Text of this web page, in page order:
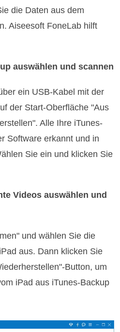
die Daten aus dem
Aiseesoft FoneLab hilft
auswählen und scannen
ein USB-Kabel mit der
der Start-Oberfläche "Aus
Alle Ihre iTunes-
Software erkannt und in
Sie ein und klicken Sie
Videos auswählen und
und wählen Sie die
aus. Dann klicken Sie
Button, um
iPad aus iTunes-Backup